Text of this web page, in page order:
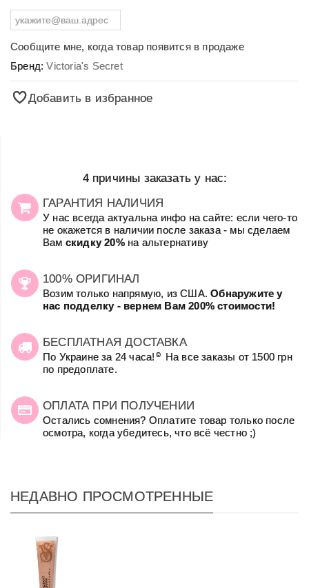
Сообщите мне, когда товар появится в продаже
Бренд:Victoria's Secret
Добавить в избранное
4 причины заказать у нас:
ГАРАНТИЯ НАЛИЧИЯ
У нас всегда актуальна инфо на сайте: если чего-то
не окажется в наличии после заказа - мы сделаем
Вам скидку 20%на альтернативу
100% ОРИГИНАЛ
Возим только напрямую, из США.Обнаружите у
нас подделку - вернем Вам 200% стоимости!
БЕСПЛАТНАЯ ДОСТАВКА
По Украине за 24 часа! ☺
На все заказы от 1500 грн
по предоплате.
ОПЛАТА ПРИ ПОЛУЧЕНИИ
Остались сомнения? Оплатите товар только после
осмотра, когда убедитесь, что всё честно ;)
НЕДАВНО ПРОСМОТРЕННЫЕ